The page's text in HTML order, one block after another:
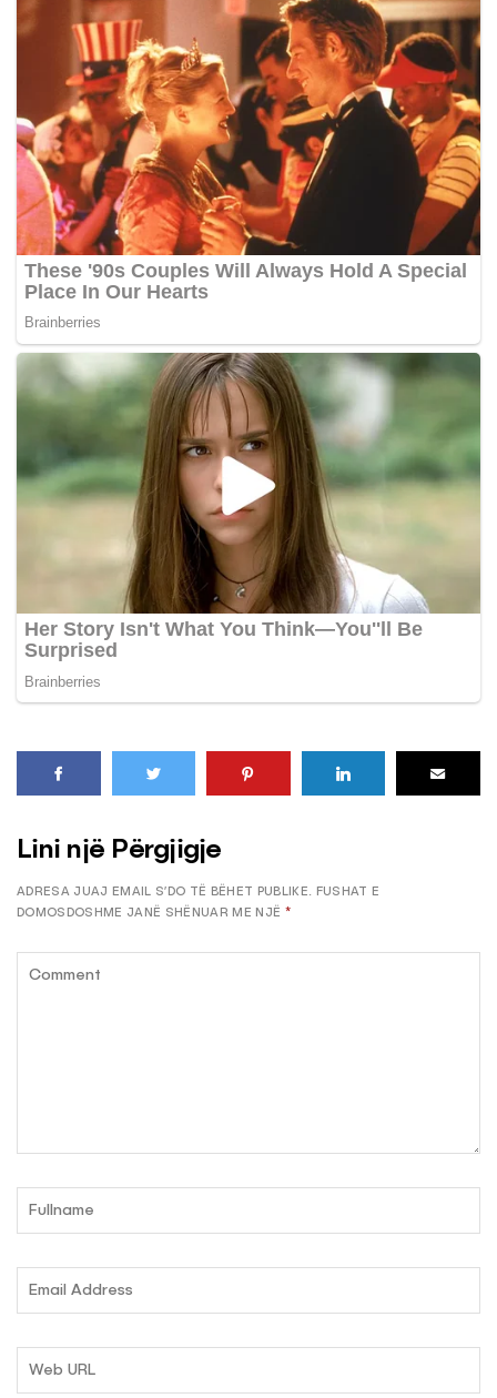
Lini një Përgjigje
ADRESA JUAJ EMAIL S’DO TË BËHET PUBLIKE. FUSHAT E
DOMOSDOSHME JANË SHËNUAR ME NJË *